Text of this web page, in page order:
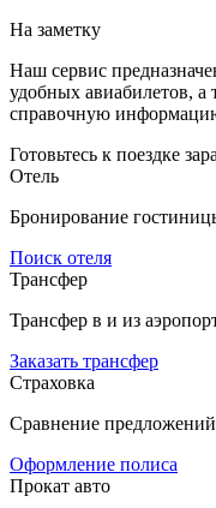
На заметку
Наш сервис
удобных авиабилетов, а
справочную
Готовьтесь к поездке
Отель
Бронирование
Поиск отеля
Трансфер
Трансфер в и из
Заказать трансфер
Страховка
Сравнение
Оформление полиса
Прокат авто